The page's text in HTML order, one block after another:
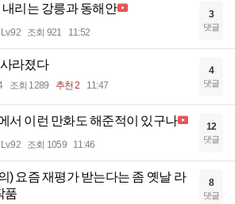
내리는 강릉과 동해안
Lv.92 조회 921 11:52
3
댓글
라졌다
조회 1289 추천 2 11:47
4
댓글
서 이런 만화도 해준적이 있구나
Lv.92 조회 1059 11:46
12
댓글
) 요즘 재평가 받는다는 좀 옛날 라
품
8
댓글